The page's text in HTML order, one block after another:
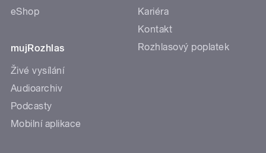
eShop
mujRozhlas
Živé vysílání
Audioarchiv
Podcasty
Mobilní aplikace
Kariéra
Kontakt
Rozhlasový poplatek